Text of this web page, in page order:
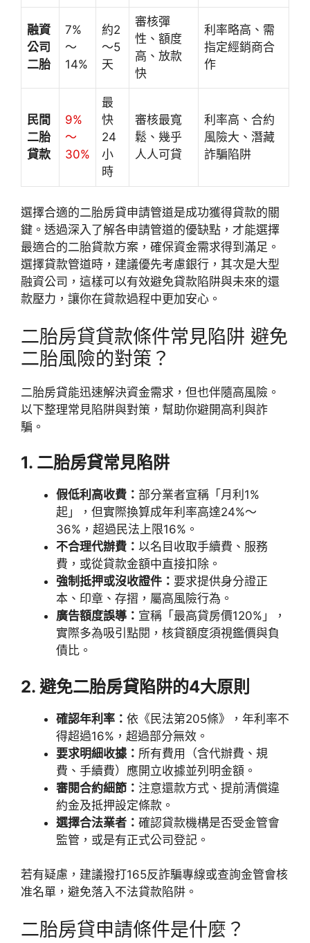
融資
公司
二胎
7%
～
14%
約2
～5
天
審核彈
性、額度
高、放款
快
利率略高、需
指定經銷商合
作
民間
二胎
貸款
9%
～
30%
最
快
24
小
時
審核最寬
鬆、幾乎
人人可貸
利率高、合約
風險大、潛藏
詐騙陷阱
選擇合適的二胎房貸申請管道是成功獲得貸款的關
鍵。透過深入了解各申請管道的優缺點，才能選擇
最適合的二胎貸款方案，確保資金需求得到滿足。
選擇貸款管道時，建議優先考慮銀行，其次是大型
融資公司，這樣可以有效避免貸款陷阱與未來的還
款壓力，讓你在貸款過程中更加安心。
二胎房貸貸款條件常見陷阱 避免
二胎風險的對策？
二胎房貸能迅速解決資金需求，但也伴隨高風險。
以下整理常見陷阱與對策，幫助你避開高利與詐
騙。
1. 二胎房貸常見陷阱
假低利高收費： 部分業者宣稱「月利1%
起」，但實際換算成年利率高達24%～
36%，超過民法上限16%。
不合理代辦費： 以名目收取手續費、服務
費，或從貸款金額中直接扣除。
強制抵押或沒收證件： 要求提供身分證正
本、印章、存摺，屬高風險行為。
廣告額度誤導： 宣稱「最高貸房價120%」，
實際多為吸引點閱，核貸額度須視鑑價與負
債比。
2. 避免二胎房貸陷阱的4大原則
確認年利率： 依《民法第205條》，年利率不
得超過16%，超過部分無效。
要求明細收據： 所有費用（含代辦費、規
費、手續費）應開立收據並列明金額。
審閱合約細節： 注意還款方式、提前清償違
約金及抵押設定條款。
選擇合法業者： 確認貸款機構是否受金管會
監管，或是有正式公司登記。
若有疑慮，建議撥打165反詐騙專線或查詢金管會核
准名單，避免落入不法貸款陷阱。
二胎房貸申請條件是什麼？